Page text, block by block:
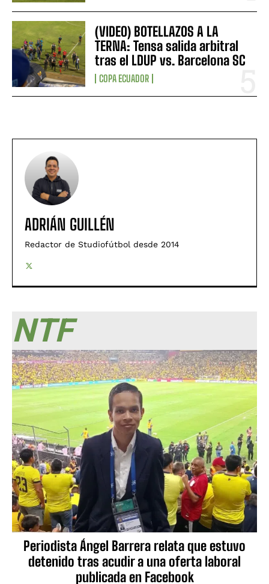
(VIDEO) BOTELLAZOS A LA
TERNA: Tensa salida arbitral
tras el LDUP vs. Barcelona SC
COPA ECUADOR
ADRIÁN GUILLÉN
Redactor de Studiofútbol desde 2014
NTF
Periodista Ángel Barrera relata que estuvo
detenido tras acudir a una oferta laboral
publicada en Facebook